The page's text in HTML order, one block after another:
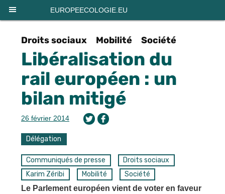
EUROPEECOLOGIE.EU
Droits sociaux Mobilité Société
Libéralisation du
rail européen : un
bilan mitigé
26 février 2014
Délégation
Communiqués de presse
Droits sociaux
Karim Zéribi
Mobilité
Société
Le Parlement européen vient de voter en faveur